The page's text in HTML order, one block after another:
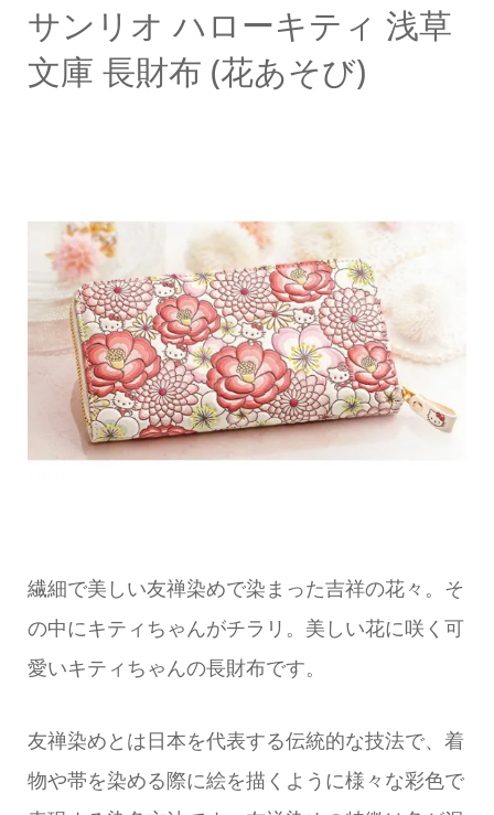
サンリオ ハローキティ 浅草
文庫 長財布 (花あそび)
繊細で美しい友禅染めで染まった吉祥の花々。そ
の中にキティちゃんがチラリ。美しい花に咲く可
愛いキティちゃんの長財布です。
友禅染めとは日本を代表する伝統的な技法で、着
物や帯を染める際に絵を描くように様々な彩色で